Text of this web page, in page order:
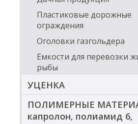
Пластиковые дорожные
ограждения
Оголовки газгольдера
Емкости для перевозки
рыбы
УЦЕНКА
ПОЛИМЕРНЫЕ
капролон, полиамид 6,